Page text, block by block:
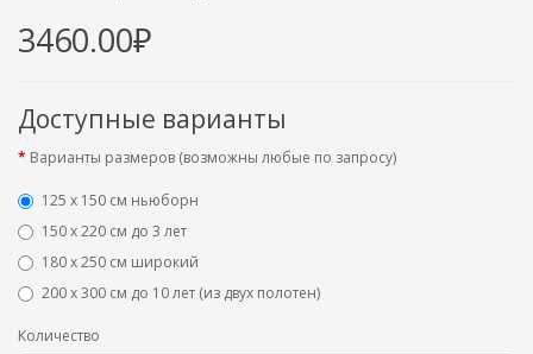
3460.00₽
Доступные варианты
Варианты размеров (возможны любые по запросу)
125 x 150 см ньюборн
150 х 220 см до 3 лет
180 х 250 см широкий
200 х 300 см до 10 лет (из двух полотен)
Количество